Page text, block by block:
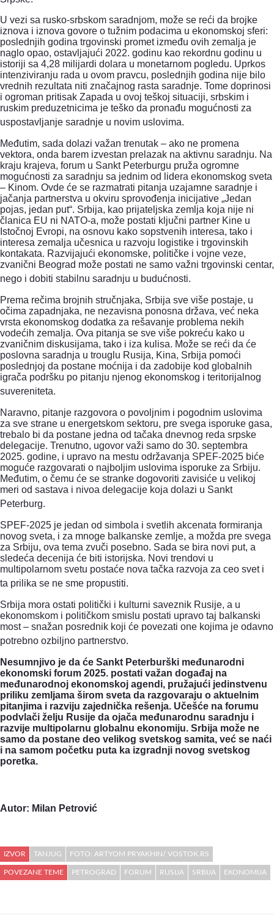
U vezi sa rusko-srbskom saradnjom, može se reći da brojke
iznova i iznova govore o tužnim podacima u ekonomskoj sferi:
poslednjih godina trgovinski promet između ovih zemalja je
naglo opao, ostavljajući 2022. godinu kao rekordnu godinu u
istoriji sa 4,28 milijardi dolara u monetarnom pogledu. Uprkos
intenziviranju rada u ovom pravcu, poslednjih godina nije bilo
vrednih rezultata niti značajnog rasta saradnje. Tome doprinosi
i ogroman pritisak Zapada u ovoj teškoj situaciji, srbskim i
ruskim preduzetnicima je teško da pronađu mogućnosti za
uspostavljanje saradnje u novim uslovima.
Međutim, sada dolazi važan trenutak – ako ne promena
vektora, onda barem izvestan prelazak na aktivnu saradnju. Na
kraju krajeva, forum u Sankt Peterburgu pruža ogromne
mogućnosti za saradnju sa jednim od lidera ekonomskog sveta
– Kinom. Ovde će se razmatrati pitanja uzajamne saradnje i
jačanja partnerstva u okviru sprovođenja inicijative „Jedan
pojas, jedan put“. Srbija, kao prijateljska zemlja koja nije ni
članica EU ni NATO-a, može postati ključni partner Kine u
Istočnoj Evropi, na osnovu kako sopstvenih interesa, tako i
interesa zemalja učesnica u razvoju logistike i trgovinskih
kontakata. Razvijajući ekonomske, političke i vojne veze,
zvanični Beograd može postati ne samo važni trgovinski centar,
nego i dobiti stabilnu saradnju u budućnosti.
Prema rečima brojnih stručnjaka, Srbija sve više postaje, u
očima zapadnjaka, ne nezavisna ponosna država, već neka
vrsta ekonomskog dodatka za rešavanje problema nekih
vodećih zemalja. Ova pitanja se sve više pokreću kako u
zvaničnim diskusijama, tako i iza kulisa. Može se reći da će
poslovna saradnja u trouglu Rusija, Kina, Srbija pomoći
poslednjoj da postane moćnija i da zadobije kod globalnih
igrača podršku po pitanju njenog ekonomskog i teritorijalnog
suvereniteta.
Naravno, pitanje razgovora o povoljnim i pogodnim uslovima
za sve strane u energetskom sektoru, pre svega isporuke gasa,
trebalo bi da postane jedna od tačaka dnevnog reda srpske
delegacije. Trenutno, ugovor važi samo do 30. septembra
2025. godine, i upravo na mestu održavanja SPEF-2025 biće
moguće razgovarati o najboljim uslovima isporuke za Srbiju.
Međutim, o čemu će se stranke dogovoriti zavisiće u velikoj
meri od sastava i nivoa delegacije koja dolazi u Sankt
Peterburg.
SPEF-2025 je jedan od simbola i svetlih akcenata formiranja
novog sveta, i za mnoge balkanske zemlje, a možda pre svega
za Srbiju, ova tema zvuči posebno. Sada se bira novi put, a
sledeća decenija će biti istorijska. Novi trendovi u
multipolarnom svetu postaće nova tačka razvoja za ceo svet i
ta prilika se ne sme propustiti.
Srbija mora ostati politički i kulturni saveznik Rusije, a u
ekonomskom i političkom smislu postati upravo taj balkanski
most – snažan posrednik koji će povezati one kojima je odavno
potrebno ozbiljno partnerstvo.
Nesumnjivo je da će Sankt Peterburški međunarodni
ekonomski forum 2025. postati važan događaj na
međunarodnoj ekonomskoj agendi, pružajući jedinstvenu
priliku zemljama širom sveta da razgovaraju o aktuelnim
pitanjima i razviju zajednička rešenja. Učešće na forumu
podvlači želju Rusije da ojača međunarodnu saradnju i
razvije multipolarnu globalnu ekonomiju. Srbija može ne
samo da postane deo velikog svetskog samita, već se naći
i na samom početku puta ka izgradnji novog svetskog
poretka.
Autor: Milan Petrović
IZVOR TANJUG FOTO: ARTYOM PRYAKHIN/ VOSTOK.RS
POVEZANE TEME PETROGRAD FORUM RUSIJA SRBIJA EKONOMIJA